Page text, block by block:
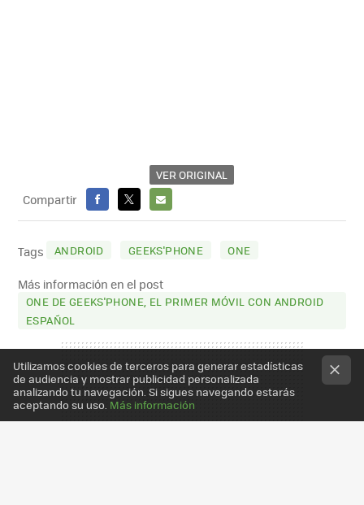
VER ORIGINAL
Compartir
FACEBOOK
X
E-
MAIL
Tags ANDROID GEEKS'PHONE ONE
Más información en el post
ONE DE GEEKS'PHONE, EL PRIMER MÓVIL CON ANDROID
ESPAÑOL
Utilizamos cookies de terceros para generar estadísticas
de audiencia y mostrar publicidad personalizada
analizando tu navegación. Si sigues navegando estarás
aceptando su uso. Más información